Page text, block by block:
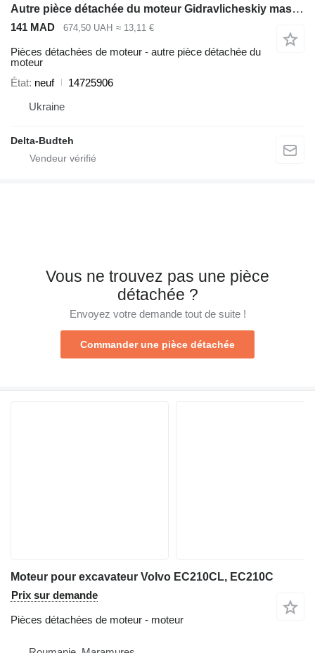
Autre pièce détachée du moteur Gidravlicheskiy maslyanyy dozator 14725906 pour excavateur Volvo EC210B
141 MAD 674,50 UAH ≈ 13,11 €
Pièces détachées de moteur - autre pièce détachée du
moteur
État neuf
14725906
Ukraine
Delta-Budteh
Vous ne trouvez pas une pièce
détachée ?
Envoyez votre demande tout de suite !
Commander une pièce détachée
Moteur pour excavateur Volvo EC210CL, EC210C
Prix sur demande
Pièces détachées de moteur - moteur